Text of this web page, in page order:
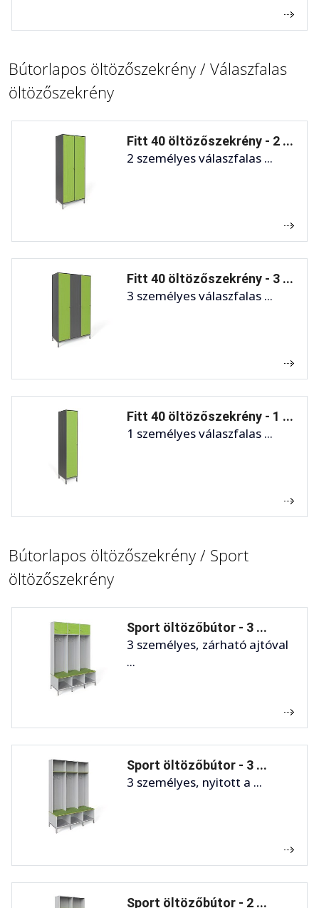
Bútorlapos öltözőszekrény / Válaszfalas
öltözőszekrény
Fitt 40 öltözőszekrény - 2 ...
2 személyes válaszfalas ...
Fitt 40 öltözőszekrény - 3 ...
3 személyes válaszfalas ...
Fitt 40 öltözőszekrény - 1 ...
1 személyes válaszfalas ...
Bútorlapos öltözőszekrény / Sport
öltözőszekrény
Sport öltözőbútor - 3 ...
3 személyes, zárható ajtóval
...
Sport öltözőbútor - 3 ...
3 személyes, nyitott a ...
Sport öltözőbútor - 2 ...